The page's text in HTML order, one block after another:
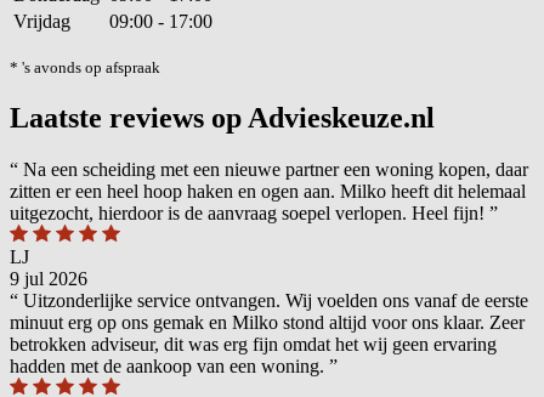
Vrijdag
09:00 - 17:00
* 's avonds op afspraak
Laatste reviews op Advieskeuze.nl
“ Na een scheiding met een nieuwe partner een woning kopen, daar
zitten er een heel hoop haken en ogen aan. Milko heeft dit helemaal
uitgezocht, hierdoor is de aanvraag soepel verlopen. Heel fijn! ”
LJ
9 jul 2026
“ Uitzonderlijke service ontvangen. Wij voelden ons vanaf de eerste
minuut erg op ons gemak en Milko stond altijd voor ons klaar. Zeer
betrokken adviseur, dit was erg fijn omdat het wij geen ervaring
hadden met de aankoop van een woning. ”